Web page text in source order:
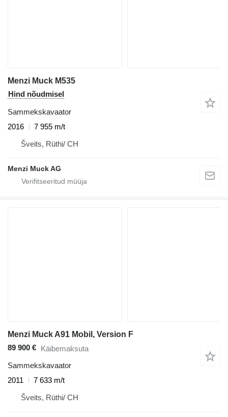
Menzi Muck M535
Hind nõudmisel
Sammekskavaator
2016
7 955 m/t
Šveits, Rüthi/ CH
Menzi Muck AG
Menzi Muck A91 Mobil, Version F
89 900 € Käibemaksuta
Sammekskavaator
2011
7 633 m/t
Šveits, Rüthi/ CH